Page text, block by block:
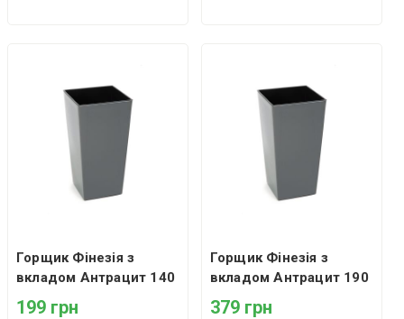
Горщик Фінезія з
вкладом Антрацит 140
199 грн
Горщик Фінезія з
вкладом Антрацит 190
379 грн